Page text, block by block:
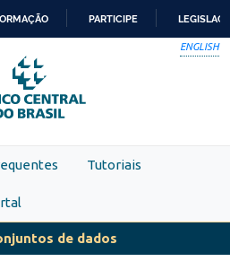
PARA
O
CONTEÚDO
PARTICIPE
ENGLISH
Tutoriais
de dados